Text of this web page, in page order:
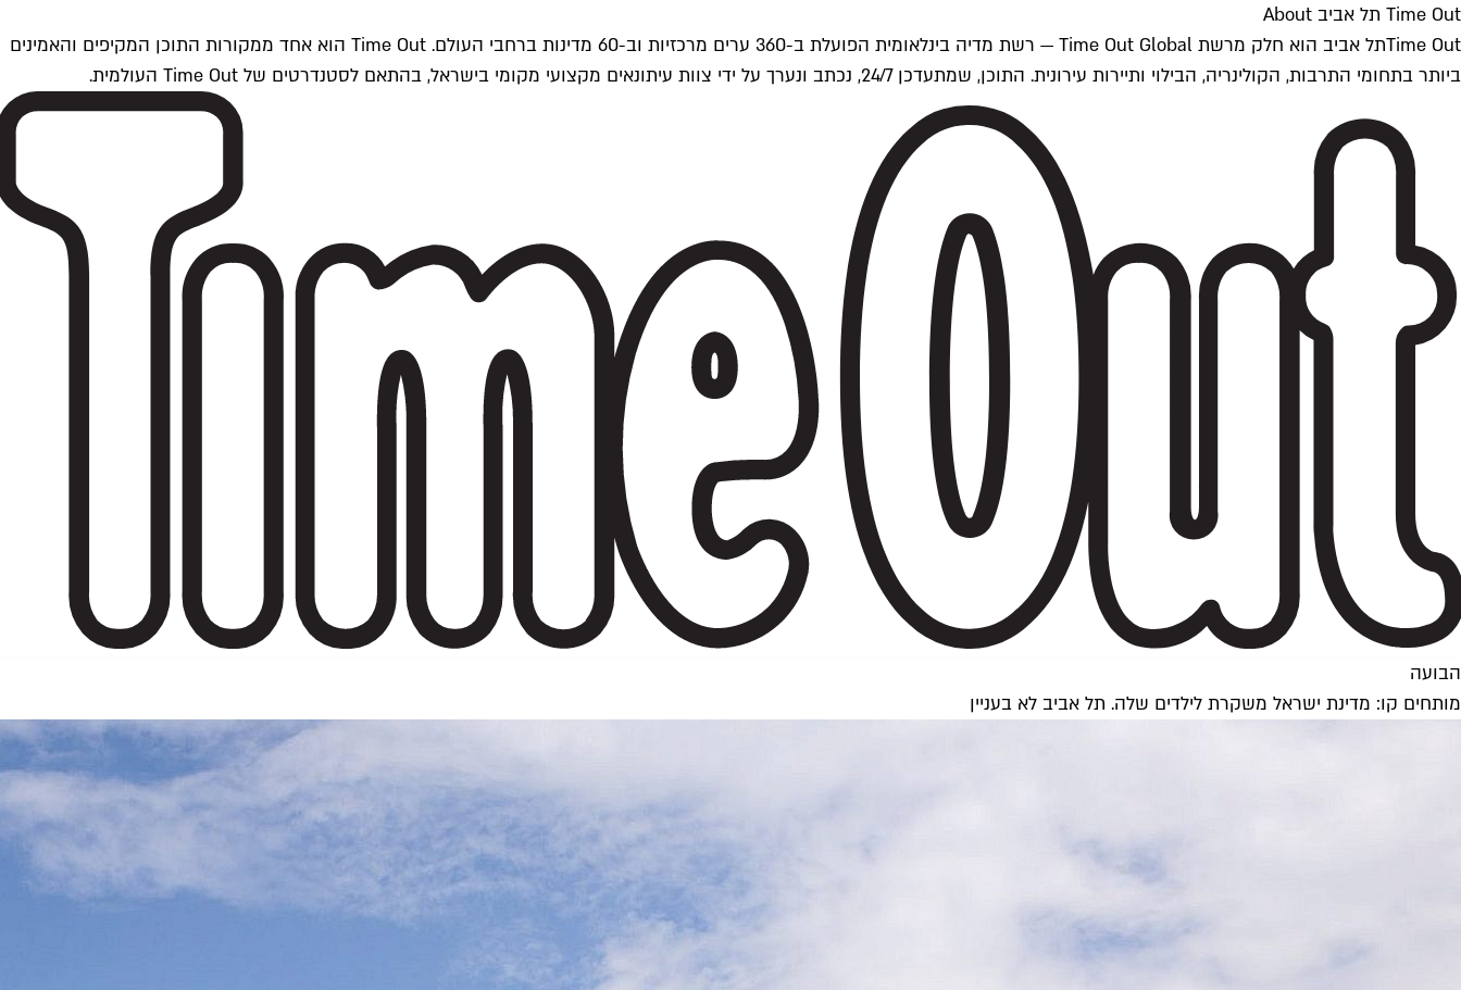
Time Out תל אביב About
Time Outתל אביב הוא חלק מרשת Time Out Global — רשת מדיה בינלאומית הפועלת ב-360 ערים מרכזיות וב-60 מדינות ברחבי העולם. Time Out הוא אחד ממקורות התוכן המקיפים והאמינים
ביותר בתחומי התרבות, הקולינריה, הבילוי ותיירות עירונית. התוכן, שמתעדכן 24/7, נכתב ונערך על ידי צוות עיתונאים מקצועי מקומי בישראל, בהתאם לסטנדרטים של Time Out העולמית.
הבועה
מותחים קו: מדינת ישראל משקרת לילדים שלה. תל אביב לא בעניין